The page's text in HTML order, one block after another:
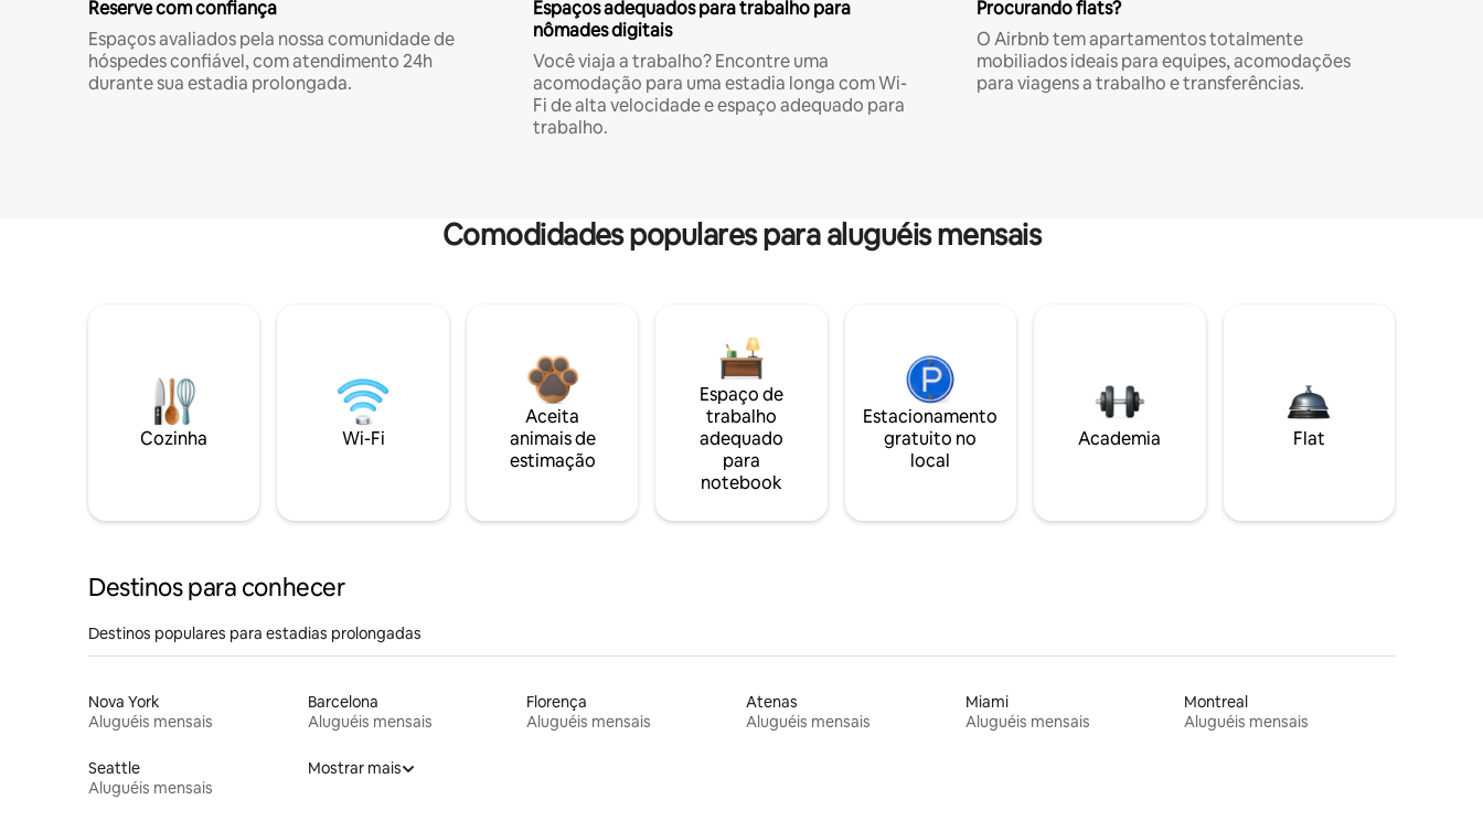
Reserve com confiança
Espaços avaliados pela nossa comunidade de
hóspedes confiável, com atendimento 24h
durante sua estadia prolongada.
Espaços adequados para trabalho para
nômades digitais
Você viaja a trabalho? Encontre uma
acomodação para uma estadia longa com Wi-
Fi de alta velocidade e espaço adequado para
trabalho.
Procurando flats?
O Airbnb tem apartamentos totalmente
mobiliados ideais para equipes, acomodações
para viagens a trabalho e transferências.
Comodidades populares para aluguéis mensais
Cozinha Wi-Fi
Aceita
animais de
estimação
Espaço de
trabalho
adequado
para
notebook
Estacionamento
gratuito no
local
Academia Flat
Destinos para conhecer
Destinos populares para estadias prolongadas
Nova York
Aluguéis mensais
Barcelona
Aluguéis mensais
Florença
Aluguéis mensais
Atenas
Aluguéis mensais
Miami
Aluguéis mensais
Montreal
Aluguéis mensais
Seattle
Aluguéis mensais
Mostrar mais